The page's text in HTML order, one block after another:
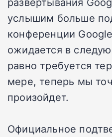
услышим больше
конференции
ожидается в
равно требуется
мере, теперь мы
произойдет.
Официальное